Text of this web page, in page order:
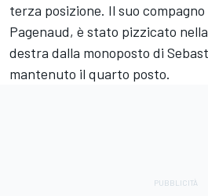
terza posizione. Il suo
Pagenaud, è stato pizzicato
destra dalla monoposto di
mantenuto il quarto posto.